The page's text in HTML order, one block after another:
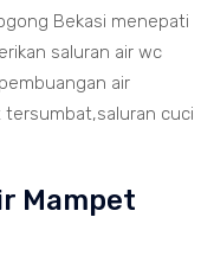
Bekasi menepati
saluran air wc
air
cuci
Mampet